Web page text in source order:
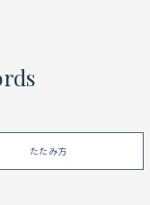
たたみ方